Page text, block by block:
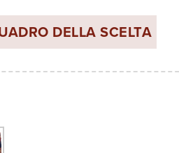
DELLA SCELTA